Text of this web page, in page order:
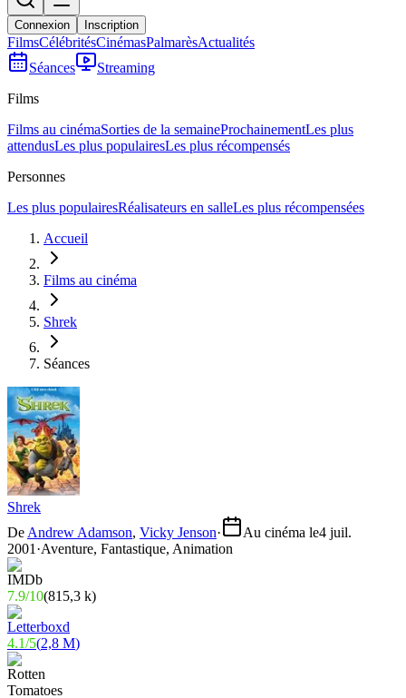
Connexion Inscription
FilmsCélébritésCinémasPalmarèsActualités
Séances
Streaming
Films
Films au cinémaSorties de la semaineProchainementLes plus
attendusLes plus populairesLes plus récompensés
Personnes
Les plus populairesRéalisateurs en salleLes plus récompensées
Accueil
Films au cinéma
Shrek
Séances
Shrek
De Andrew Adamson, Vicky Jenson· Au cinéma le4 juil.
2001 ·Aventure, Fantastique, Animation
7.9/10(815,3 k)
4.1/5(2,8 M)